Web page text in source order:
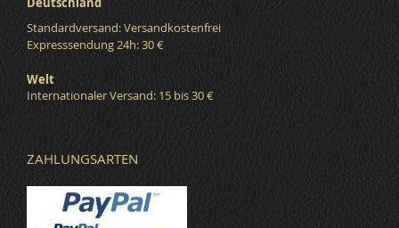
Standardversand: Versandkostenfrei
Expresssendung 24h: 30 €
Welt
Internationaler Versand: 15 bis 30 €
ZAHLUNGSARTEN